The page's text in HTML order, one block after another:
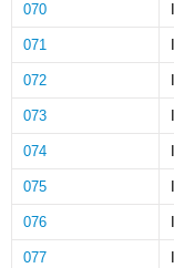
070
071
072
073
074
075
076
077